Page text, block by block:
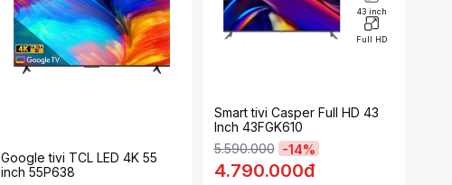
Google tivi TCL LED 4K 55
inch 55P638
43 inch
Full HD
Smart tivi Casper Full HD 43
Inch 43FGK610
5.590.000 -14%
4.790.000đ